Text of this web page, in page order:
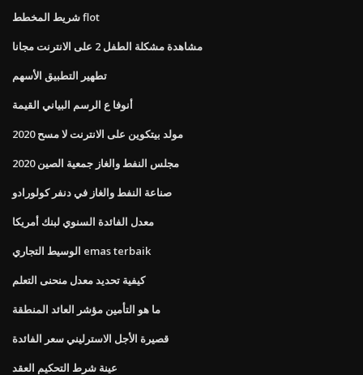
شريط المخطط flot
مشاهدة مشكلة الطفل 2 على الانترنت مجانا
تطهير التطبيق الأسهم
أنوفا ع الرسم البياني القيمة
مولد بيتكوين على الانترنت لا مسح 2020
مجلس النفط والغاز جمعية الصين 2020
صناعة النفط والغاز في دنفر كولورادو
معدل الفائدة السنوي لبنك أمريكا
الوسيط التجاري emas terbaik
كيفية تحديد معدل منحنى التعلم
ما هو التأمين مؤشر العائد المنطقة
قصيرة الأجل الاسترليني سعر الفائدة
عينة شرط التحكيم العقد